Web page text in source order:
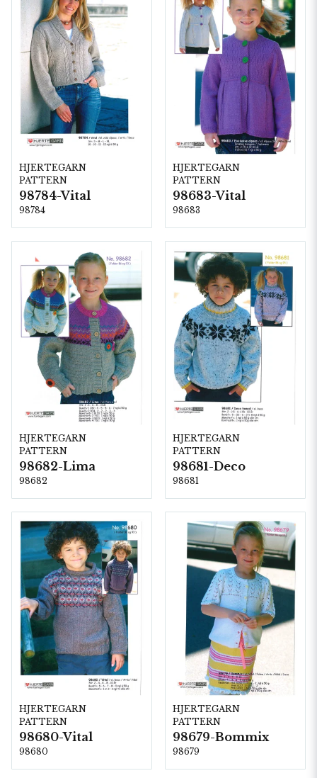
HJERTEGARN
PATTERN
98784-Vital
98784
HJERTEGARN
PATTERN
98683-Vital
98683
HJERTEGARN
PATTERN
98682-Lima
98682
HJERTEGARN
PATTERN
98681-Deco
98681
HJERTEGARN
PATTERN
98680-Vital
98680
HJERTEGARN
PATTERN
98679-Bommix
98679